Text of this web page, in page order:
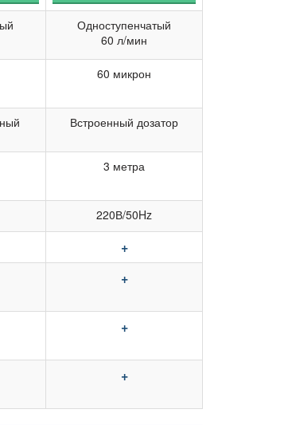
Одноступенчатый
60 л/мин
60 микрон
Встроенный дозатор
3 метра
220В/50Hz
+
+
+
+